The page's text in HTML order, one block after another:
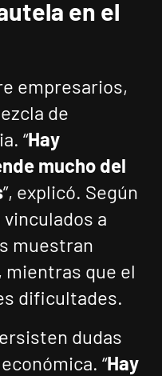
en el
empresarios,
de
“Hay
mucho del
”, explicó. Según
a
muestran
que el
dificultades.
dudas
“Hay